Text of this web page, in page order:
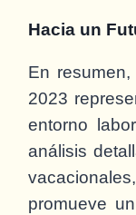
Hacia un
En
2023
entorno
análisis
promueve